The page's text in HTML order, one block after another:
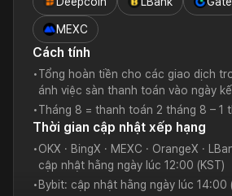
MEXC
Cách tính
•Tổng hoàn tiền cho các giao dịch
ánh việc sàn thanh toán vào ngày
•Tháng 8 = thanh toán 2 tháng 8 – 1
Thời gian cập nhật xếp hạng
•OKX · BingX · MEXC · OrangeX ·
cập nhật hằng ngày lúc 12:00 (KST)
• Bybit: cập nhật hằng ngày lúc 14:00